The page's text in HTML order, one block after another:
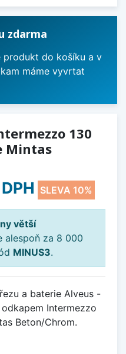
zdarma
do košíku a v
máme vyvrtat
130
Mintas
SLEVA 10%
větší
alespoň za 8 000
MINUS3.
a baterie Alveus -
Intermezzo
Beton/Chrom.